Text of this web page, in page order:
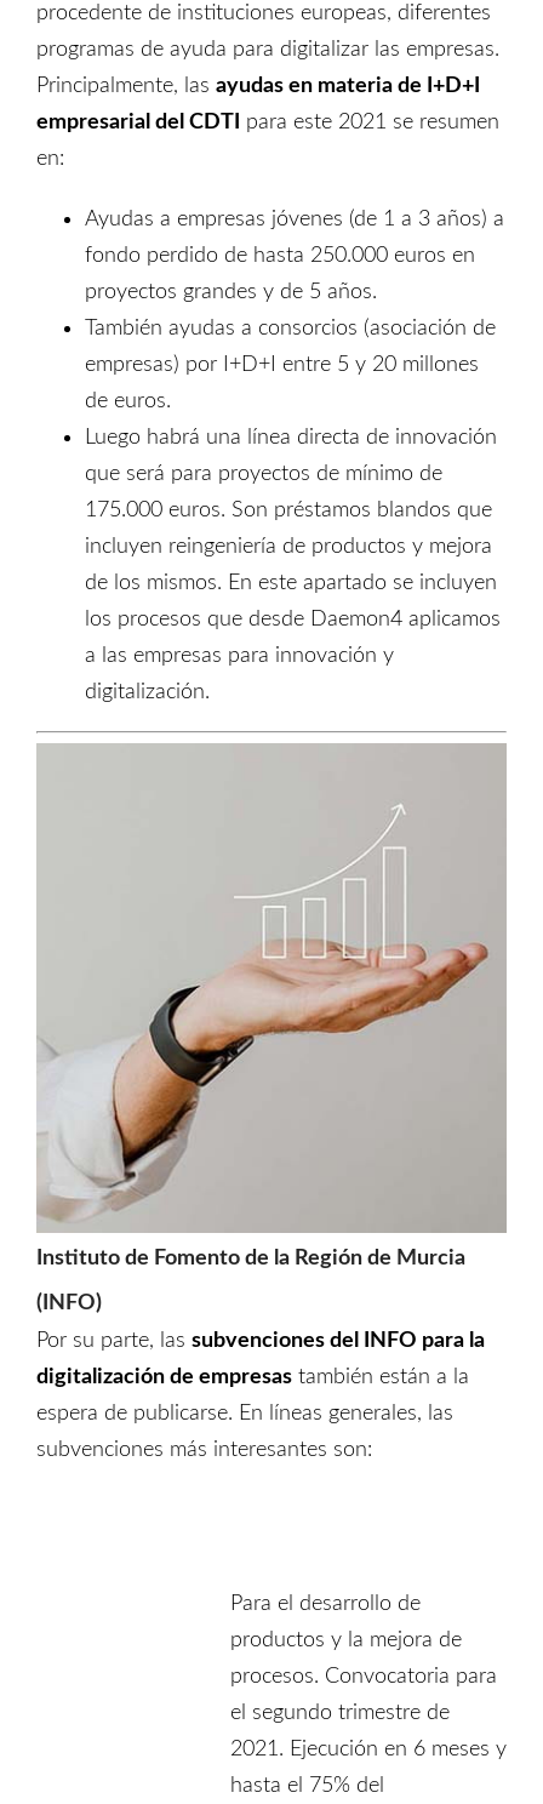
procedente de instituciones europeas, diferentes
programas de ayuda para digitalizar las empresas.
Principalmente, las ayudas en materia de I+D+I
empresarial del CDTI
para este 2021 se resumen
en:
Ayudas a empresas jóvenes (de 1 a 3 años) a
fondo perdido de hasta 250.000 euros en
proyectos grandes y de 5 años.
También ayudas a consorcios (asociación de
empresas) por I+D+I entre 5 y 20 millones
de euros.
Luego habrá una línea directa de innovación
que será para proyectos de mínimo de
175.000 euros. Son préstamos blandos que
incluyen reingeniería de productos y mejora
de los mismos. En este apartado se incluyen
los procesos que desde Daemon4 aplicamos
a las empresas para innovación y
digitalización.
Instituto de Fomento de la Región de Murcia
(INFO)
Por su parte, las subvenciones del INFO para la
digitalización de empresas también están a la
espera de publicarse. En líneas generales, las
subvenciones más interesantes son:
Para el desarrollo de
productos y la mejora de
procesos. Convocatoria para
el segundo trimestre de
2021. Ejecución en 6 meses y
hasta el 75% del